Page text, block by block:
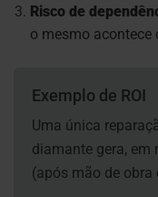
Risco de
o mesmo acontece
Exemplo de ROI
Uma única
diamante gera, em
(após mão de obra